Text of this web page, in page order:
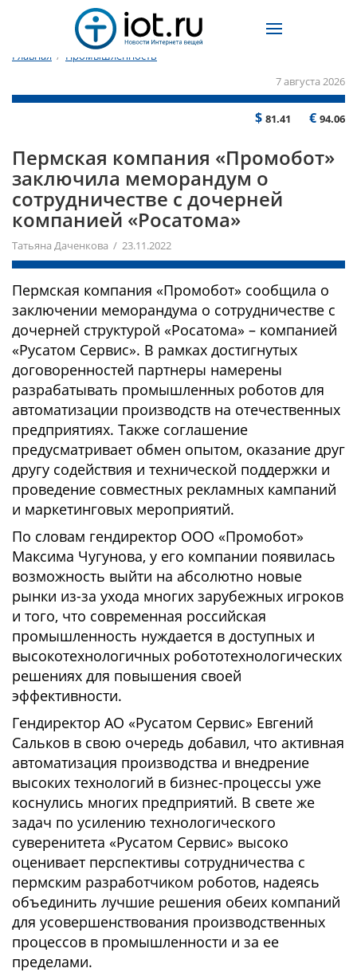
Главная / Промышленность
7 августа 2026
$ 81.41 € 94.06
Пермская компания «Промобот»
заключила меморандум о
сотрудничестве с дочерней
компанией «Росатома»
Татьяна Даченкова / 23.11.2022
Пермская компания «Промобот» сообщила о
заключении меморандума о сотрудничестве с
дочерней структурой «Росатома» – компанией
«Русатом Сервис». В рамках достигнутых
договоренностей партнеры намерены
разрабатывать промышленных роботов для
автоматизации производств на отечественных
предприятиях. Также соглашение
предусматривает обмен опытом, оказание друг
другу содействия и технической поддержки и
проведение совместных рекламных кампаний
и маркетинговых мероприятий.
По словам гендиректор ООО «Промобот»
Максима Чугунова, у его компании появилась
возможность выйти на абсолютно новые
рынки из-за ухода многих зарубежных игроков
и того, что современная российская
промышленность нуждается в доступных и
высокотехнологичных робототехнологических
решениях для повышения своей
эффективности.
Гендиректор АО «Русатом Сервис» Евгений
Сальков в свою очередь добавил, что активная
автоматизация производства и внедрение
высоких технологий в бизнес-процессы уже
коснулись многих предприятий. В свете же
задач по усилению технологического
суверенитета «Русатом Сервис» высоко
оценивает перспективы сотрудничества с
пермским разработчиком роботов, надеясь
объединить лучшие решения обеих компаний
для усовершенствования производственных
процессов в промышленности и за ее
пределами.